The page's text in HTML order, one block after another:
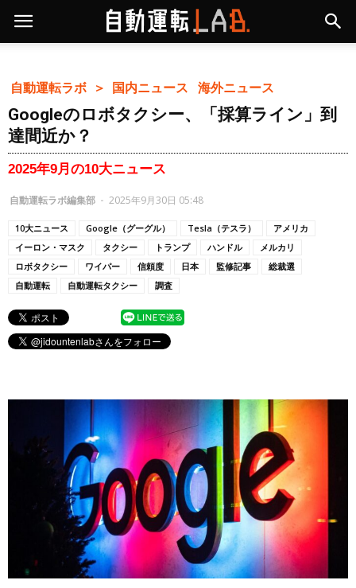
自動運転ラボ ＞ 国内ニュース 海外ニュース
Googleのロボタクシー、「採算ライン」到
達間近か？
2025年9月の10大ニュース
自動運転ラボ編集部 - 2025年9月30日 05:48
10大ニュース Google（グーグル） Tesla（テスラ）
アメリカ
イーロン・マスク
タクシー トランプ ハンドル
メルカリ
ロボタクシー
ワイパー 信頼度 日本 監修記事
総裁選
自動運転
自動運転タクシー 調査